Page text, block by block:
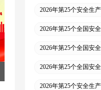
2026年第25个安全生
2026年第25个全国安
2026年第25个全国安
2026年第25个全国安
2026年第25个安全生